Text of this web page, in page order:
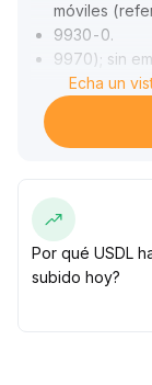
móviles
9930-0.
9970); sin
presión
ventas en
Se
a corto
9970; a
cautela y
al riesgo y
Echa un
Por qué USDL
subido hoy?